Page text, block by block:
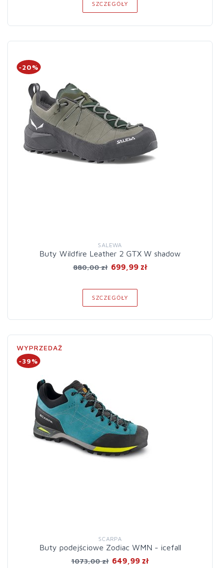
SZCZEGÓŁY
-20%
SALEWA
Buty Wildfire Leather 2 GTX W shadow
880,00 zł 699,99 zł
SZCZEGÓŁY
WYPRZEDAŻ
-39%
SCARPA
Buty podejściowe Zodiac WMN - icefall
1073,00 zł 649,99 zł